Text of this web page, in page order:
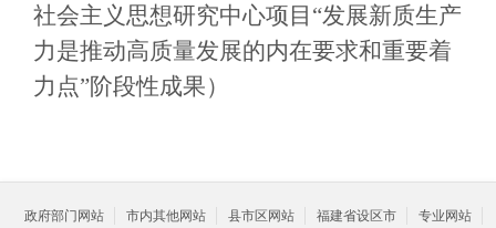
社会主义思想研究中心项目“发展新质生产
力是推动高质量发展的内在要求和重要着
力点”阶段性成果）
政府部门网站 市内其他网站 县市区网站 福建省设区市 专业网站